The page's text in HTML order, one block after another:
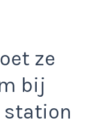
ze
bij
station